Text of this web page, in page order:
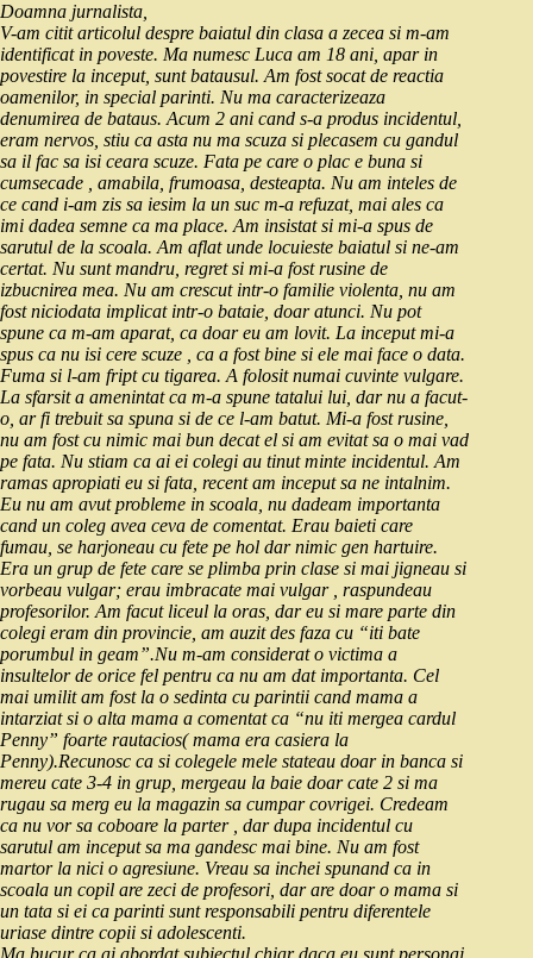
Doamna jurnalista,
V-am citit articolul despre baiatul din clasa a zecea si m-am
identificat in poveste. Ma numesc Luca am 18 ani, apar in
povestire la inceput, sunt batausul. Am fost socat de reactia
oamenilor, in special parinti. Nu ma caracterizeaza
denumirea de bataus. Acum 2 ani cand s-a produs incidentul,
eram nervos, stiu ca asta nu ma scuza si plecasem cu gandul
sa il fac sa isi ceara scuze. Fata pe care o plac e buna si
cumsecade , amabila, frumoasa, desteapta. Nu am inteles de
ce cand i-am zis sa iesim la un suc m-a refuzat, mai ales ca
imi dadea semne ca ma place. Am insistat si mi-a spus de
sarutul de la scoala. Am aflat unde locuieste baiatul si ne-am
certat. Nu sunt mandru, regret si mi-a fost rusine de
izbucnirea mea. Nu am crescut intr-o familie violenta, nu am
fost niciodata implicat intr-o bataie, doar atunci. Nu pot
spune ca m-am aparat, ca doar eu am lovit. La inceput mi-a
spus ca nu isi cere scuze , ca a fost bine si ele mai face o data.
Fuma si l-am fript cu tigarea. A folosit numai cuvinte vulgare.
La sfarsit a amenintat ca m-a spune tatalui lui, dar nu a facut-
o, ar fi trebuit sa spuna si de ce l-am batut. Mi-a fost rusine,
nu am fost cu nimic mai bun decat el si am evitat sa o mai vad
pe fata. Nu stiam ca ai ei colegi au tinut minte incidentul. Am
ramas apropiati eu si fata, recent am inceput sa ne intalnim.
Eu nu am avut probleme in scoala, nu dadeam importanta
cand un coleg avea ceva de comentat. Erau baieti care
fumau, se harjoneau cu fete pe hol dar nimic gen hartuire.
Era un grup de fete care se plimba prin clase si mai jigneau si
vorbeau vulgar; erau imbracate mai vulgar , raspundeau
profesorilor. Am facut liceul la oras, dar eu si mare parte din
colegi eram din provincie, am auzit des faza cu “iti bate
porumbul in geam”.Nu m-am considerat o victima a
insultelor de orice fel pentru ca nu am dat importanta. Cel
mai umilit am fost la o sedinta cu parintii cand mama a
intarziat si o alta mama a comentat ca “nu iti mergea cardul
Penny” foarte rautacios( mama era casiera la
Penny).Recunosc ca si colegele mele stateau doar in banca si
mereu cate 3-4 in grup, mergeau la baie doar cate 2 si ma
rugau sa merg eu la magazin sa cumpar covrigei. Credeam
ca nu vor sa coboare la parter , dar dupa incidentul cu
sarutul am inceput sa ma gandesc mai bine. Nu am fost
martor la nici o agresiune. Vreau sa inchei spunand ca in
scoala un copil are zeci de profesori, dar are doar o mama si
un tata si ei ca parinti sunt responsabili pentru diferentele
uriase dintre copii si adolescenti.